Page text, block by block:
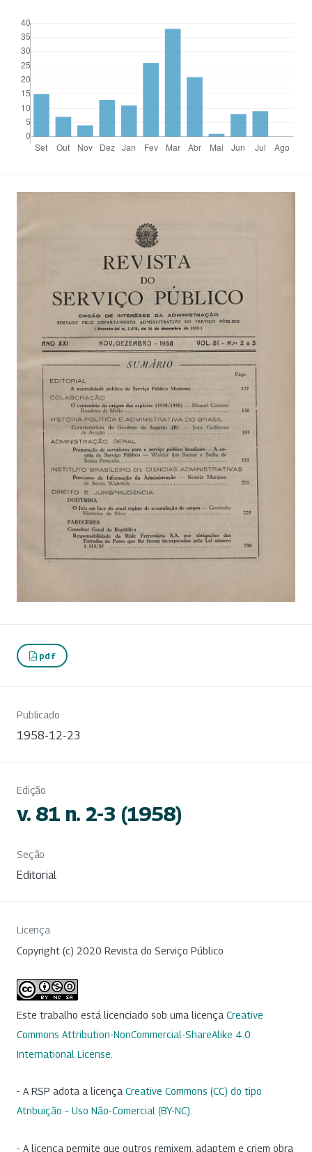
pdf
Publicado
1958-12-23
Edição
v. 81 n. 2-3 (1958)
Seção
Editorial
Licença
Copyright (c) 2020 Revista do Serviço Público
Este trabalho está licenciado sob uma licença Creative
Commons Attribution-NonCommercial-ShareAlike 4.0
International License
- A RSP adota a licença Creative Commons (CC) do tipo
Atribuição – Uso Não-Comercial (BY-NC)
- A licença permite que outros remixem, adaptem e criem obra